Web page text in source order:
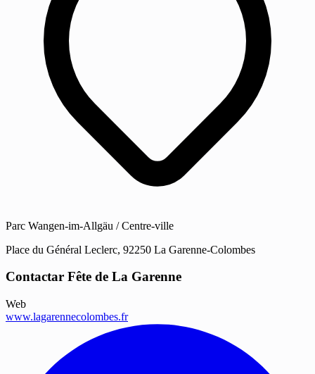
Parc Wangen-im-Allgäu / Centre-ville
Place du Général Leclerc, 92250 La Garenne-Colombes
Contactar Fête de La Garenne
Web
www.lagarennecolombes.fr